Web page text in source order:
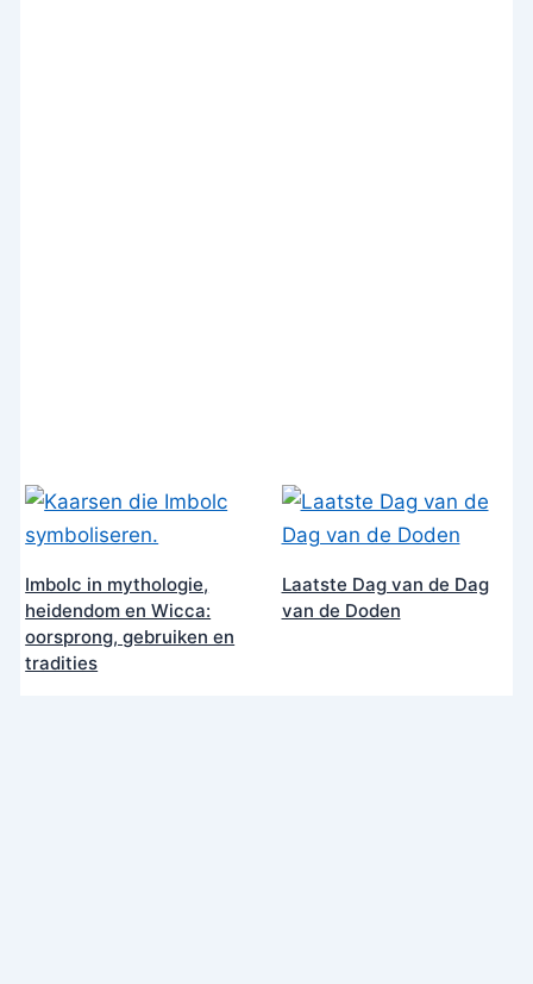
Imbolc in mythologie,
heidendom en Wicca:
oorsprong, gebruiken en
tradities
Laatste Dag van de Dag
van de Doden